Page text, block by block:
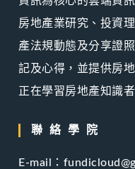
房地產業研究、投資
產法規動態及分享證
記及心得，並提供房
正在學習房地產知識
聯絡學院
E-mail：